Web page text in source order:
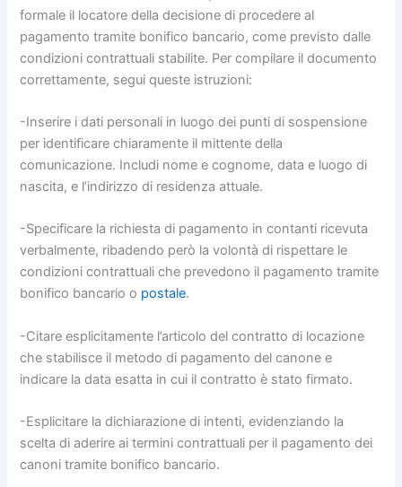
formale il locatore della decisione di procedere al
pagamento tramite bonifico bancario, come previsto dalle
condizioni contrattuali stabilite. Per compilare il documento
correttamente, segui queste istruzioni:
-Inserire i dati personali in luogo dei punti di sospensione
per identificare chiaramente il mittente della
comunicazione. Includi nome e cognome, data e luogo di
nascita, e l’indirizzo di residenza attuale.
-Specificare la richiesta di pagamento in contanti ricevuta
verbalmente, ribadendo però la volontà di rispettare le
condizioni contrattuali che prevedono il pagamento tramite
bonifico bancario o postale.
-Citare esplicitamente l’articolo del contratto di locazione
che stabilisce il metodo di pagamento del canone e
indicare la data esatta in cui il contratto è stato firmato.
-Esplicitare la dichiarazione di intenti, evidenziando la
scelta di aderire ai termini contrattuali per il pagamento dei
canoni tramite bonifico bancario.